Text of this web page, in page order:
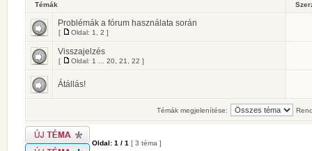
Témák
Problémák a fórum használata során
[ Oldal: 1 2 ]
Visszajelzés
[ Oldal: 1 20 21 22 ]
Átállás!
Témák megjelenítése:
Oldal: 1 / 1 [ 3 téma ]